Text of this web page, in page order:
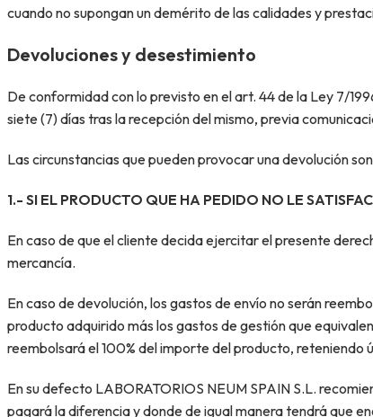
cuando no supongan un demérito de las calidades y
Devoluciones y desestimiento
De conformidad con lo previsto en el art. 44 de la Ley 7/
siete (7) días tras la recepción del mismo, previa
Las circunstancias que pueden provocar una devolución
1.- SI EL PRODUCTO QUE HA PEDIDO NO LE
En caso de que el cliente decida ejercitar el presente
mercancía.
En caso de devolución, los gastos de envío no serán
producto adquirido más los gastos de gestión que
reembolsará el 100% del importe del producto,
En su defecto LABORATORIOS NEUM SPAIN S.L.
pagará la diferencia y donde de igual manera tendrá que